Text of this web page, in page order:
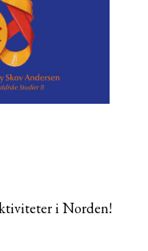
i Norden!